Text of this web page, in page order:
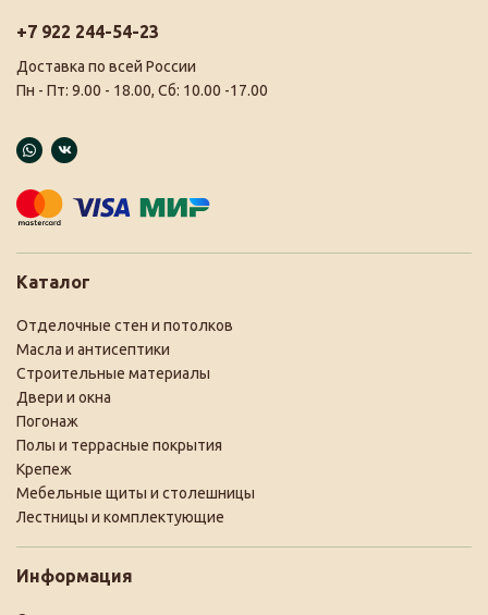
+7 922 244-54-23
Доставка по всей России
Пн - Пт: 9.00 - 18.00, Сб: 10.00 -17.00
Каталог
Отделочные стен и потолков
Масла и антисептики
Строительные материалы
Двери и окна
Погонаж
Полы и террасные покрытия
Крепеж
Мебельные щиты и столешницы
Лестницы и комплектующие
Информация